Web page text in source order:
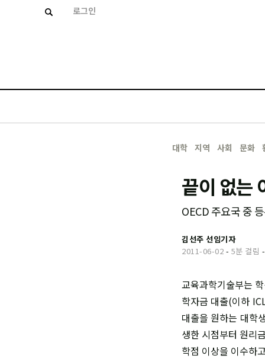
로그인
대학 지역 사회 문화
끝이 없는
OECD 주요국 중
김선주 선임기자
2011-06-02 - 5분 걸림
교육과학기술부는
학자금 대출(이하
대출을 원하는 대학
생한 시점부터 원리
학점 이상을 이수하